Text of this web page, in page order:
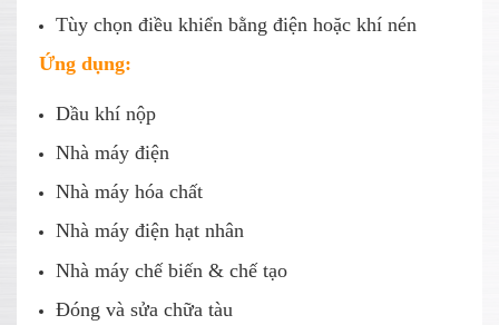
Tùy chọn điều khiển bằng điện hoặc khí nén
Ứng dụng:
Dầu khí nộp
Nhà máy điện
Nhà máy hóa chất
Nhà máy điện hạt nhân
Nhà máy chế biến & chế tạo
Đóng và sửa chữa tàu